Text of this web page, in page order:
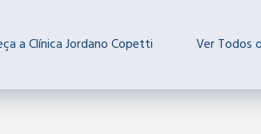
a Clínica Jordano Copetti Ver Todos